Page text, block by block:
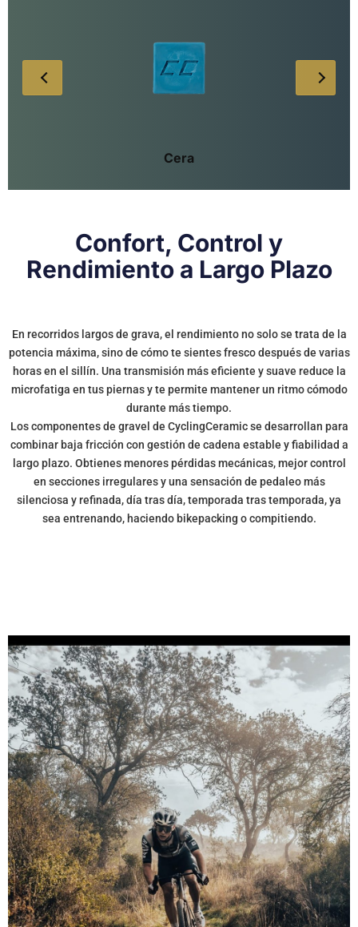
Cera
Confort, Control y
Rendimiento a Largo Plazo
En recorridos largos de grava, el rendimiento no solo se trata de la
potencia máxima, sino de cómo te sientes fresco después de varias
horas en el sillín. Una transmisión más eficiente y suave reduce la
microfatiga en tus piernas y te permite mantener un ritmo cómodo
durante más tiempo.
Los componentes de gravel de CyclingCeramic se desarrollan para
combinar baja fricción con gestión de cadena estable y fiabilidad a
largo plazo. Obtienes menores pérdidas mecánicas, mejor control
en secciones irregulares y una sensación de pedaleo más
silenciosa y refinada, día tras día, temporada tras temporada, ya
sea entrenando, haciendo bikepacking o compitiendo.